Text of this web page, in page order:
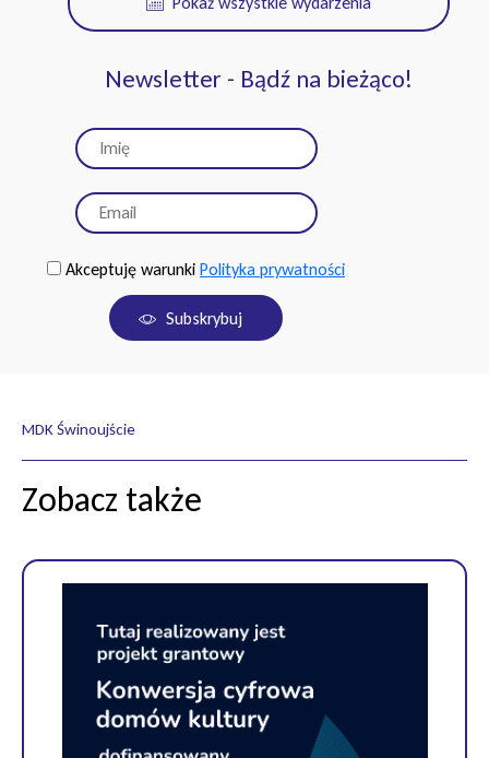
Newsletter - Bądź na bieżąco!
Akceptuję warunki Polityka prywatności
Subskrybuj
MDK Świnoujście
Zobacz także